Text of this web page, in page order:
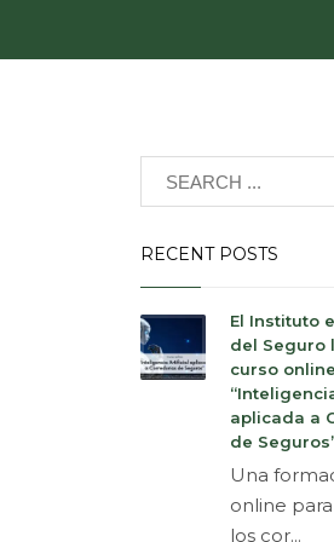
RECENT POSTS
El Instituto
del Seguro
curso online
aplicada a
de
Una
online
los cor...